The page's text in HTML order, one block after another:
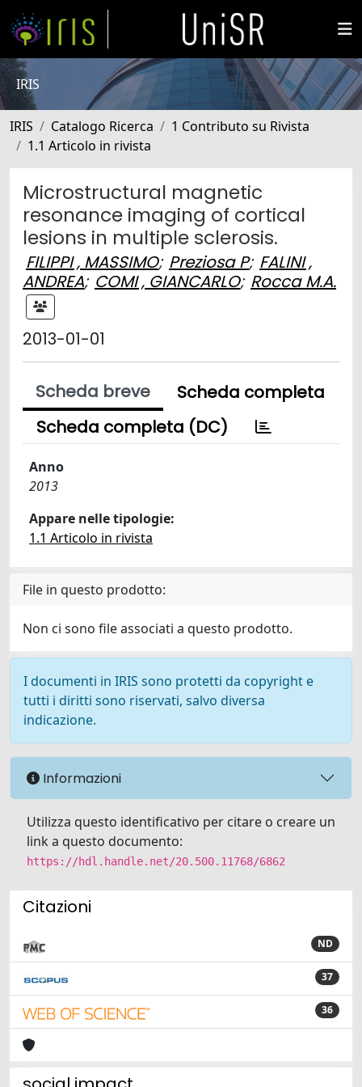
IRIS
IRIS Catalogo Ricerca
1 Contributo su Rivista
1.1 Articolo in rivista
Microstructural magnetic
resonance imaging of cortical
lesions in multiple sclerosis.
FILIPPI , MASSIMO; Preziosa P; FALINI ,
ANDREA; COMI , GIANCARLO; Rocca M.A.
2013-01-01
Scheda breve
Scheda completa
Scheda completa (DC)
Anno
2013
Appare nelle tipologie:
1.1 Articolo in rivista
File in questo prodotto:
Non ci sono file associati a questo prodotto.
I documenti in IRIS sono protetti da copyright e
tutti i diritti sono riservati, salvo diversa
indicazione.
Informazioni
Utilizza questo identificativo per citare o creare un
link a questo documento:
https://hdl.handle.net/20.500.11768/6862
Citazioni
ND
37
36